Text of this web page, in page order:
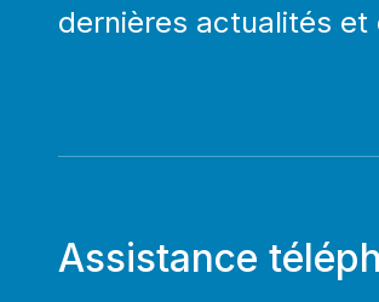
dernières actualités et
Assistance